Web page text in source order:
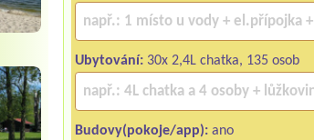
Ubytování: 30x 2,4L chatka, 135 osob
Budovy(pokoje/app): ano